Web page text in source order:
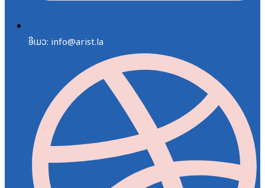
ອີເມວ: info@arist.la